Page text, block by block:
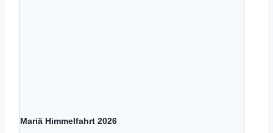
Mariä Himmelfahrt 2026